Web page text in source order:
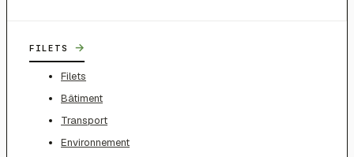
FILETS →
Filets
Bâtiment
Transport
Environnement